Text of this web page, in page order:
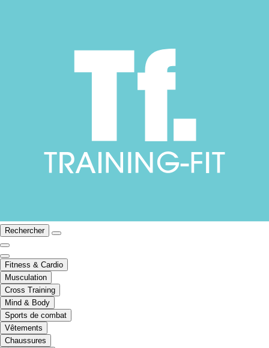
Rechercher
Fitness & Cardio
Musculation
Cross Training
Mind & Body
Sports de combat
Vêtements
Chaussures